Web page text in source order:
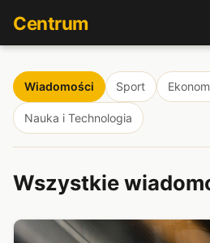
Centrum
Wiadomości Sport
Nauka i Technologia
Wszystkie